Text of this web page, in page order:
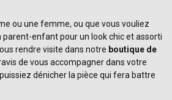
ou une femme, ou que vous vouliez
enfant pour un look chic et assorti
rendre visite dans notre boutique de
de vous accompagner dans votre
dénicher la pièce qui fera battre